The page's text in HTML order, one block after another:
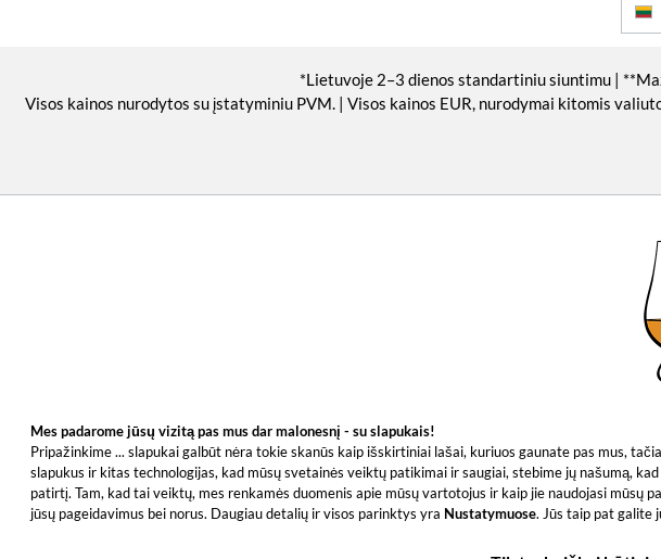
*Lietuvoje 2–3 dienos standartiniu siuntimu |
Visos kainos nurodytos su įstatyminiu PVM. | Visos kainos EUR, nurodymai kitomis
Mes padarome jūsų vizitą pas mus dar malonesnį - su slapukais!
Pripažinkime ... slapukai galbūt nėra tokie skanūs kaip išskirtiniai lašai, kuriuos gaunate pas mus,
slapukus ir kitas technologijas, kad mūsų svetainės veiktų patikimai ir saugiai, stebime jų našumą,
patirtį. Tam, kad tai veiktų, mes renkamės duomenis apie mūsų vartotojus ir kaip jie naudojasi mūsų
jūsų pageidavimus bei norus. Daugiau detalių ir visos parinktys yra Nustatymuose. Jūs taip pat galite